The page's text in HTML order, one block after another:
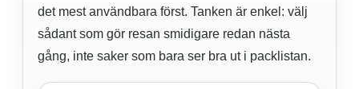
det mest användbara först. Tanken är enkel: välj
sådant som gör resan smidigare redan nästa
gång, inte saker som bara ser bra ut i packlistan.